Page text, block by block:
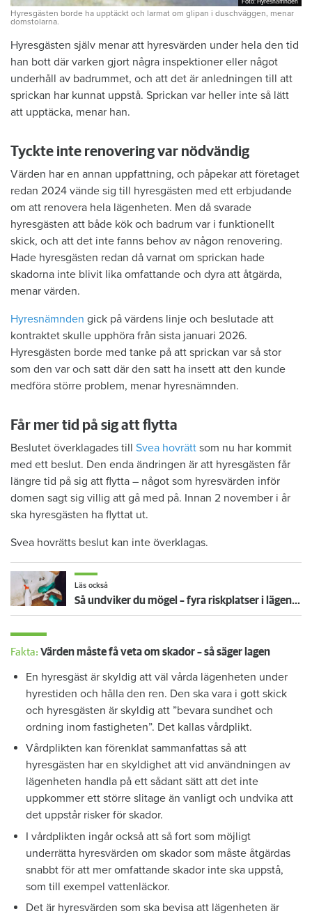
Foto: Hyresnämnden
Foto: Hyresnämnden
Hyresgästen borde ha upptäckt och larmat om glipan i duschväggen, menar
domstolarna.
Hyresgästen själv menar att hyresvärden under hela den tid
han bott där varken gjort några inspektioner eller något
underhåll av badrummet, och att det är anledningen till att
sprickan har kunnat uppstå. Sprickan var heller inte så lätt
att upptäcka, menar han.
Tyckte inte renovering var nödvändig
Värden har en annan uppfattning, och påpekar att företaget
redan 2024 vände sig till hyresgästen med ett erbjudande
om att renovera hela lägenheten. Men då svarade
hyresgästen att både kök och badrum var i funktionellt
skick, och att det inte fanns behov av någon renovering.
Hade hyresgästen redan då varnat om sprickan hade
skadorna inte blivit lika omfattande och dyra att åtgärda,
menar värden.
Hyresnämnden gick på värdens linje och beslutade att
kontraktet skulle upphöra från sista januari 2026.
Hyresgästen borde med tanke på att sprickan var så stor
som den var och satt där den satt ha insett att den kunde
medföra större problem, menar hyresnämnden.
Får mer tid på sig att flytta
Beslutet överklagades till Svea hovrätt som nu har kommit
med ett beslut. Den enda ändringen är att hyresgästen får
längre tid på sig att flytta – något som hyresvärden inför
domen sagt sig villig att gå med på. Innan 2 november i år
ska hyresgästen ha flyttat ut.
Svea hovrätts beslut kan inte överklagas.
Läs också
Så undviker du mögel – fyra riskplatser i lägenheten: ”Måste städa bort”
Fakta: Värden måste få veta om skador – så säger lagen
En hyresgäst är skyldig att väl vårda lägenheten under
hyrestiden och hålla den ren. Den ska vara i gott skick
och hyresgästen är skyldig att ”bevara sundhet och
ordning inom fastigheten”. Det kallas vårdplikt.
Vårdplikten kan förenklat sammanfattas så att
hyresgästen har en skyldighet att vid användningen av
lägenheten handla på ett sådant sätt att det inte
uppkommer ett större slitage än vanligt och undvika att
det uppstår risker för skador.
I vårdplikten ingår också att så fort som möjligt
underrätta hyresvärden om skador som måste åtgärdas
snabbt för att mer omfattande skador inte ska uppstå,
som till exempel vattenläckor.
Det är hyresvärden som ska bevisa att lägenheten är